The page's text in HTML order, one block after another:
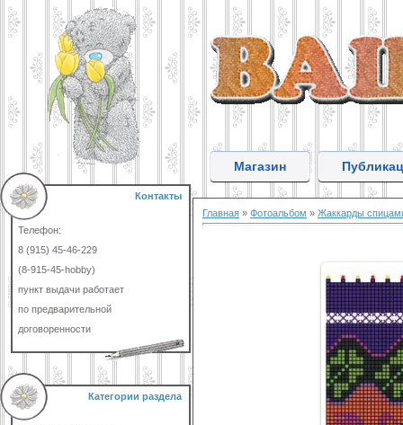
Контакты
Телефон:
8 (915) 45-46-229
(8-915-45-hobby)
пункт выдачи работает
по предварительной
договоренности
Категории раздела
Магазин
Главная » Фотоальбом » Жаккарды